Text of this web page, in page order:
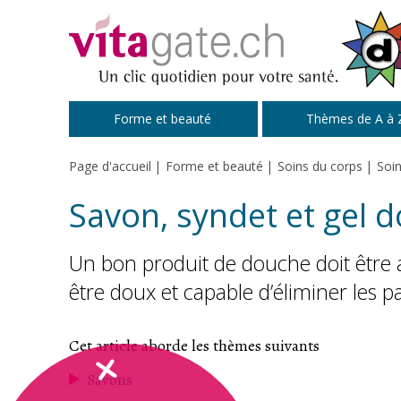
Forme et beauté Thèmes de A à
Page d'accueil Forme et beauté Soins du corps
Savon, syndet et gel
Un bon produit de douche doit être
être doux et capable d’éliminer les
Cet article aborde les thèmes suivants
Savons